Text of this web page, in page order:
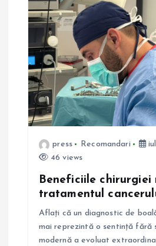
a
r
t
press Recomandari
46 views
Beneficiile chirurgiei
tratamentul
Aflați că un diagnostic de
mai reprezintă o sentință fără
modernă a evoluat